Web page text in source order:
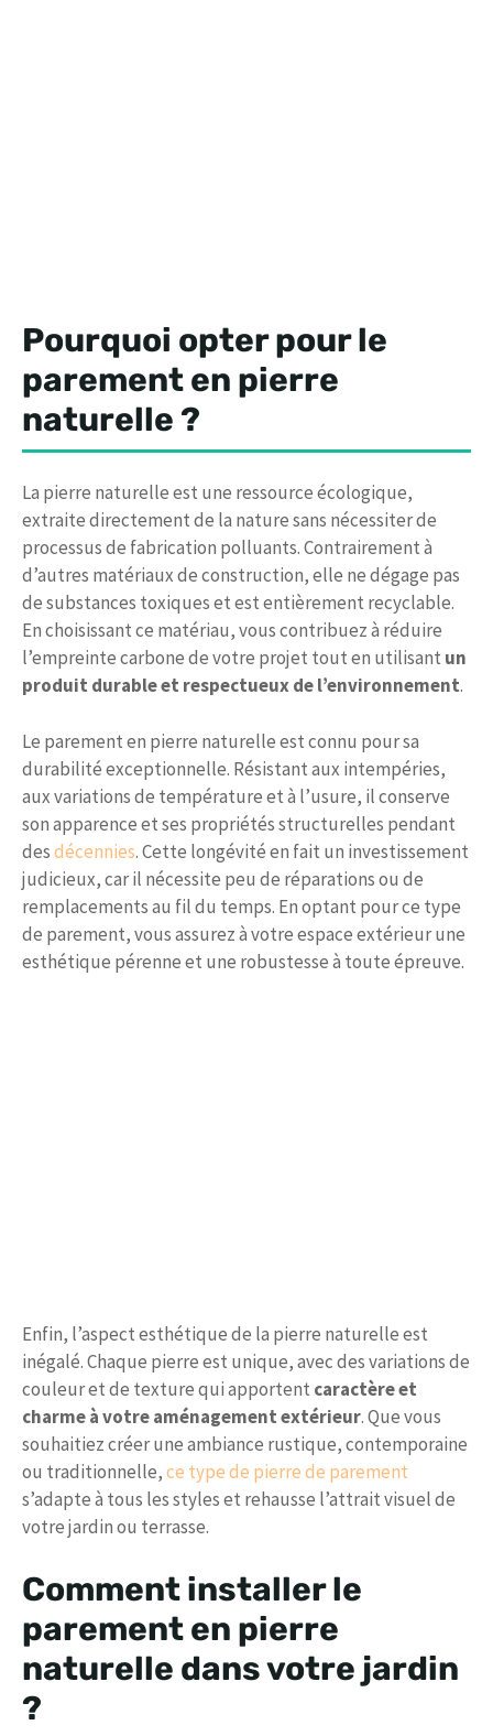
Pourquoi opter pour le
parement en pierre
naturelle ?
La pierre naturelle est une ressource écologique,
extraite directement de la nature sans nécessiter de
processus de fabrication polluants. Contrairement à
d’autres matériaux de construction, elle ne dégage pas
de substances toxiques et est entièrement recyclable.
En choisissant ce matériau, vous contribuez à réduire
l’empreinte carbone de votre projet tout en utilisant un
produit durable et respectueux de l’environnement.
Le parement en pierre naturelle est connu pour sa
durabilité exceptionnelle. Résistant aux intempéries,
aux variations de température et à l’usure, il conserve
son apparence et ses propriétés structurelles pendant
desdécennies. Cette longévité en fait un investissement
judicieux, car il nécessite peu de réparations ou de
remplacements au fil du temps. En optant pour ce type
de parement, vous assurez à votre espace extérieur une
esthétique pérenne et une robustesse à toute épreuve.
Enfin, l’aspect esthétique de la pierre naturelle est
inégalé. Chaque pierre est unique, avec des variations de
couleur et de texture qui apportent caractère et
charme à votre aménagement extérieur. Que vous
souhaitiez créer une ambiance rustique, contemporaine
ou traditionnelle,ce type de pierre de parement
s’adapte à tous les styles et rehausse l’attrait visuel de
votre jardin ou terrasse.
Comment installer le
parement en pierre
naturelle dans votre jardin
?